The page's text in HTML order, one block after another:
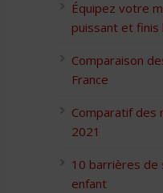
Équipez votre
puissant et finis
Comparaison
France
Comparatif des
2021
10 barrières
enfant